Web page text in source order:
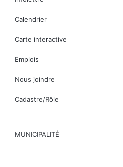
Calendrier
Carte interactive
Emplois
Nous joindre
Cadastre/Rôle
MUNICIPALITÉ